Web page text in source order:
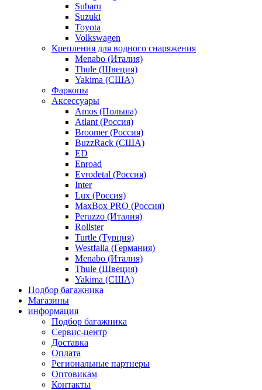
Subaru
Suzuki
Toyota
Volkswagen
Крепления для водного снаряжения
Menabo (Италия)
Thule (Швеция)
Yakima (США)
Фаркопы
Аксессуары
Amos (Польша)
Atlant (Россия)
Broomer (Россия)
BuzzRack (США)
ED
Enroad
Evrodetal (Россия)
Inter
Lux (Россия)
MaxBox PRO (Россия)
Peruzzo (Италия)
Rollster
Turtle (Турция)
Westfalia (Германия)
Menabo (Италия)
Thule (Швеция)
Yakima (США)
Подбор багажника
Магазины
информация
Подбор багажника
Сервис-центр
Доставка
Оплата
Региональные партнеры
Оптовикам
Контакты